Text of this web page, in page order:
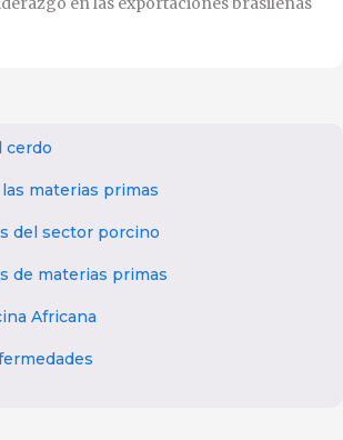
cerdo
materias primas
del sector porcino
de materias primas
Africana